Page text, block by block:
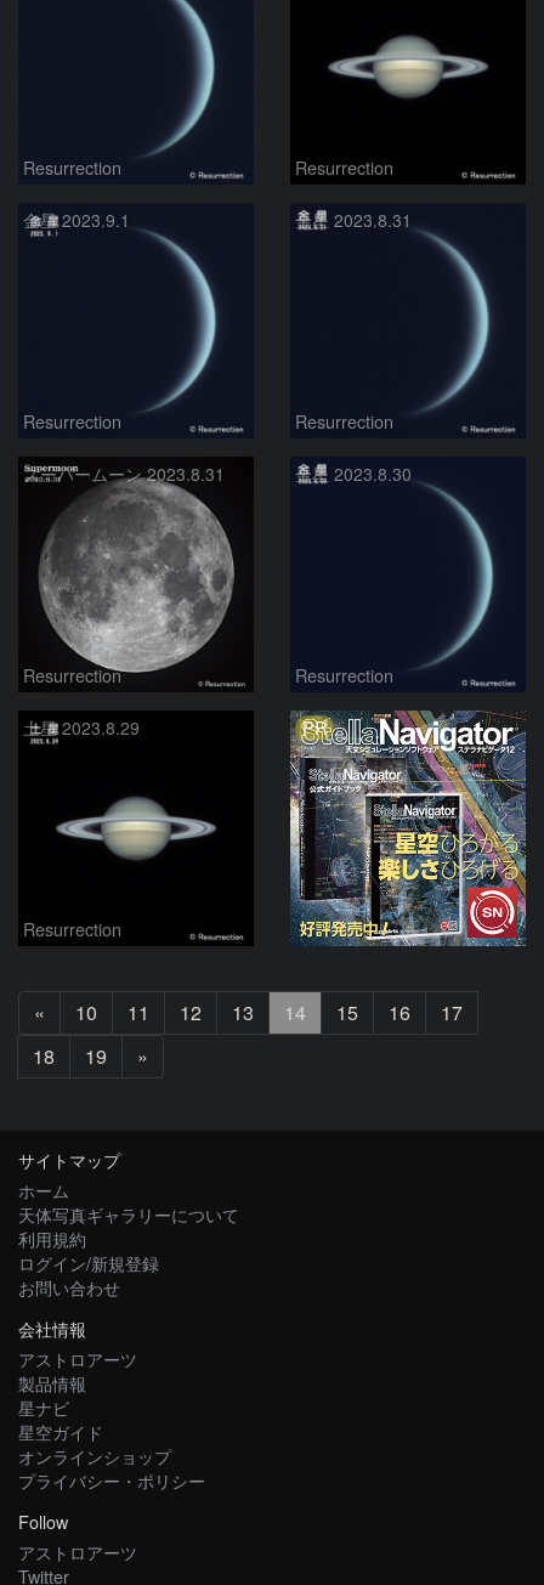
Resurrection Resurrection
金星 2023.9.1
Resurrection
金星 2023.8.31
Resurrection
スーパームーン 2023.8.31
Resurrection
金星 2023.8.30
Resurrection
土星 2023.8.29
Resurrection
PR
«
へ
10 11 12 13 14 15 16
17
18
19 »
へ
サイトマップ
ホーム
天体写真ギャラリーについて
利用規約
ログイン/新規登録
お問い合わせ
会社情報
アストロアーツ
製品情報
星ナビ
星空ガイド
オンラインショップ
プライバシー・ポリシー
Follow
アストロアーツ
Twitter